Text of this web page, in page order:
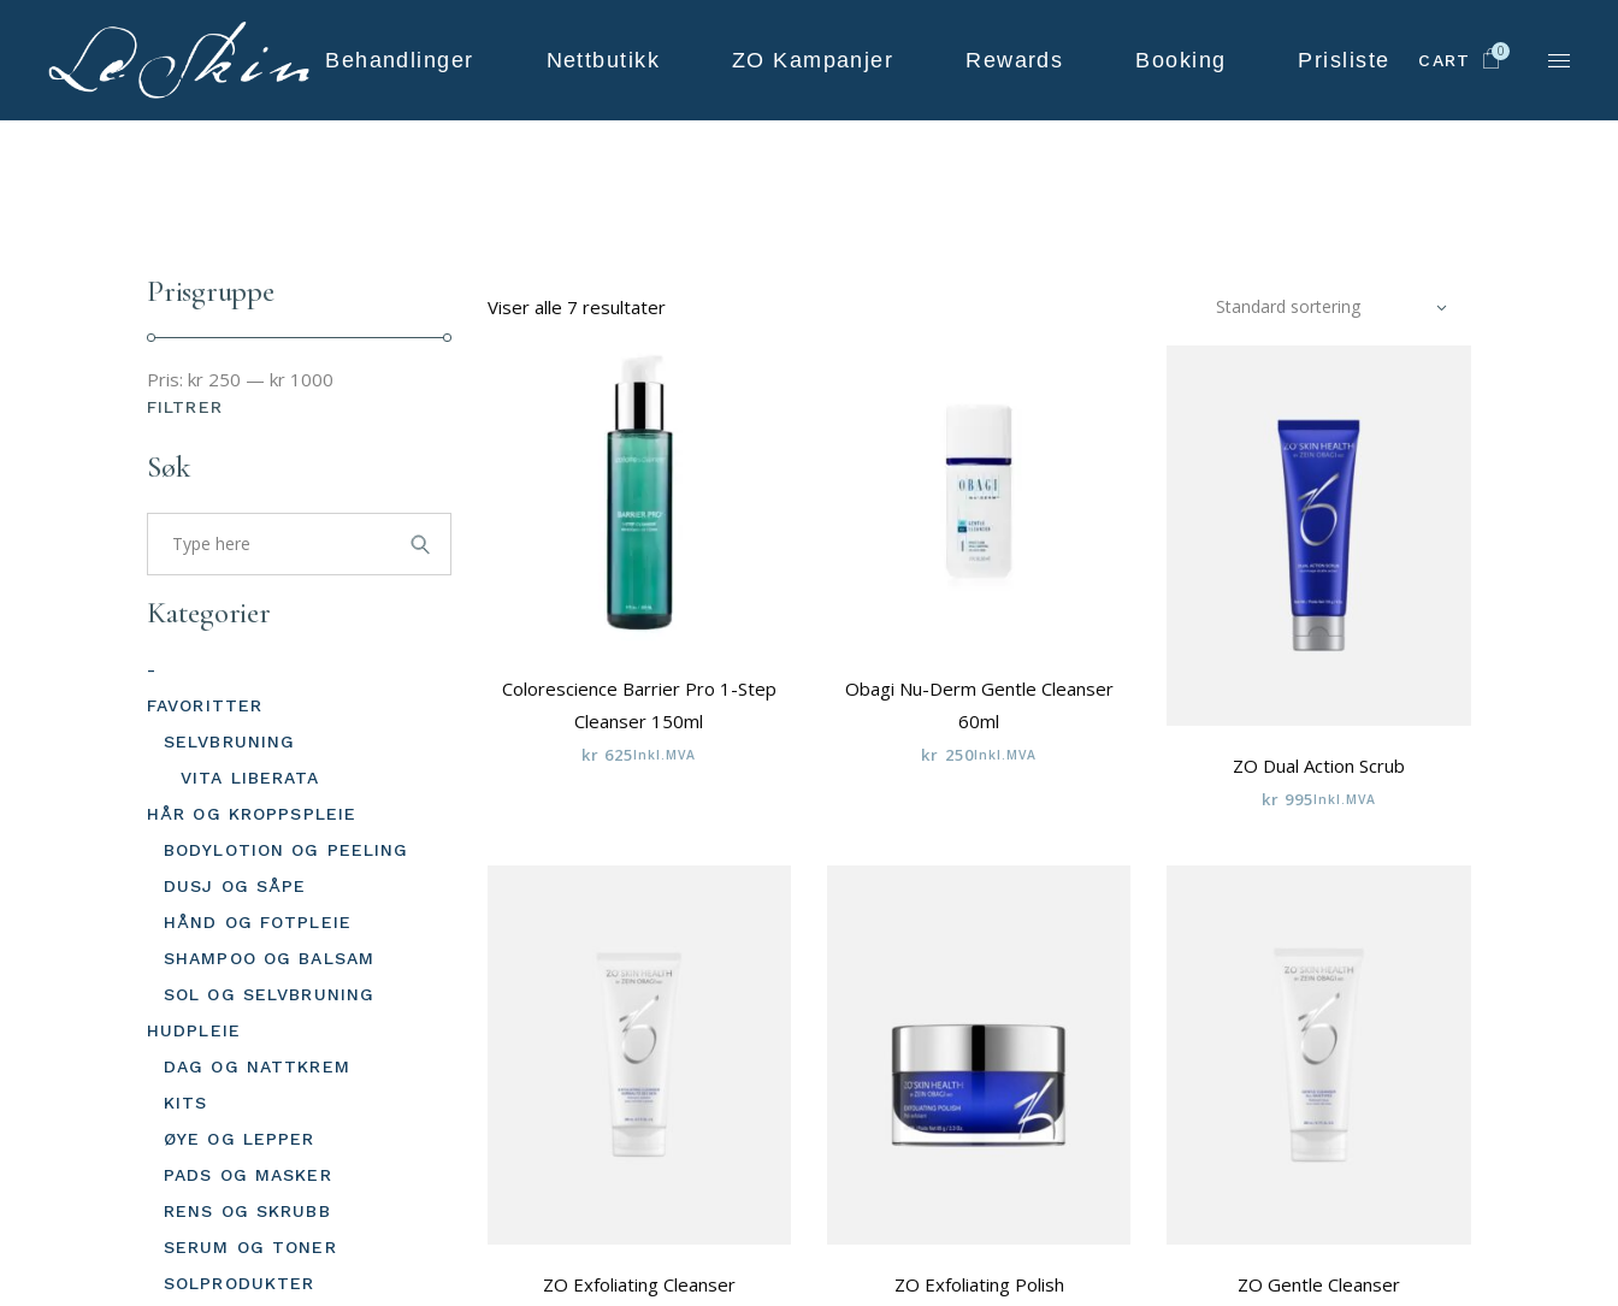
Behandlinger Nettbutikk ZO Kampanjer Rewards Booking Prisliste CART
0
Viser alle 7 resultater Standard sortering
Colorescience Barrier Pro 1-Step
Cleanser 150ml
kr 625Inkl.MVA
Obagi Nu-Derm Gentle Cleanser
60ml
kr 250Inkl.MVA ZO Dual Action Scrub
kr 995Inkl.MVA
ZO Exfoliating Cleanser ZO Exfoliating Polish ZO Gentle Cleanser
Prisgruppe
FILTRER
Pris: kr 250 — kr 1000
Søk
Search
Kategorier
-
FAVORITTER
SELVBRUNING
VITA LIBERATA
HÅR OG KROPPSPLEIE
BODYLOTION OG PEELING
DUSJ OG SÅPE
HÅND OG FOTPLEIE
SHAMPOO OG BALSAM
SOL OG SELVBRUNING
HUDPLEIE
DAG OG NATTKREM
KITS
ØYE OG LEPPER
PADS OG MASKER
RENS OG SKRUBB
SERUM OG TONER
SOLPRODUKTER